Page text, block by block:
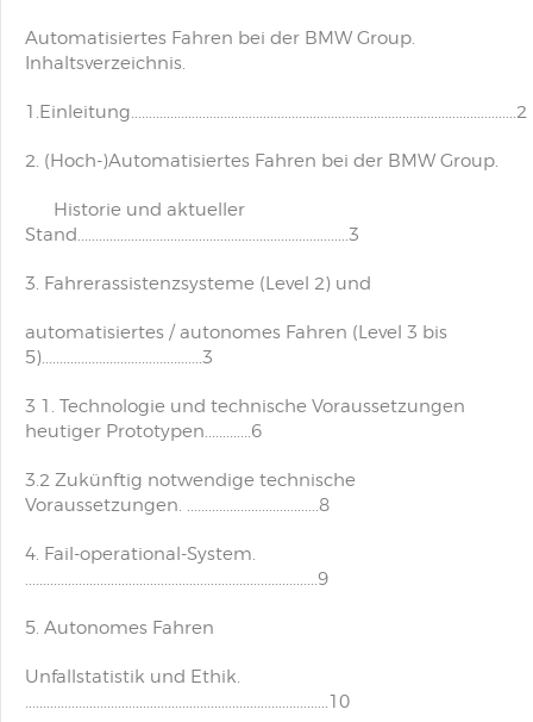
Automatisiertes Fahren bei der BMW Group.
Inhaltsverzeichnis.
1.Einleitung............................................................................................................2
2. (Hoch-)Automatisiertes Fahren bei der BMW Group.
Historie und aktueller
Stand............................................................................3
3. Fahrerassistenzsysteme (Level 2) und
automatisiertes / autonomes Fahren (Level 3 bis
5).............................................3
3 1. Technologie und technische Voraussetzungen
heutiger Prototypen.............6
3.2 Zukünftig notwendige technische
Voraussetzungen. .....................................8
4. Fail-operational-System.
..................................................................................9
5. Autonomes Fahren
Unfallstatistik und Ethik.
.....................................................................................10